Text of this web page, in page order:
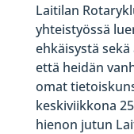
Laitilan
yhteistyössä
ehkäisystä
että heidän
omat
keskiviikkona
hienon jutun